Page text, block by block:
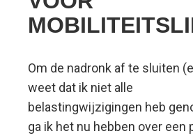
Om de nadronk af te sluiten
weet dat ik niet alle
belastingwijzigingen heb
ga ik het nu hebben over een